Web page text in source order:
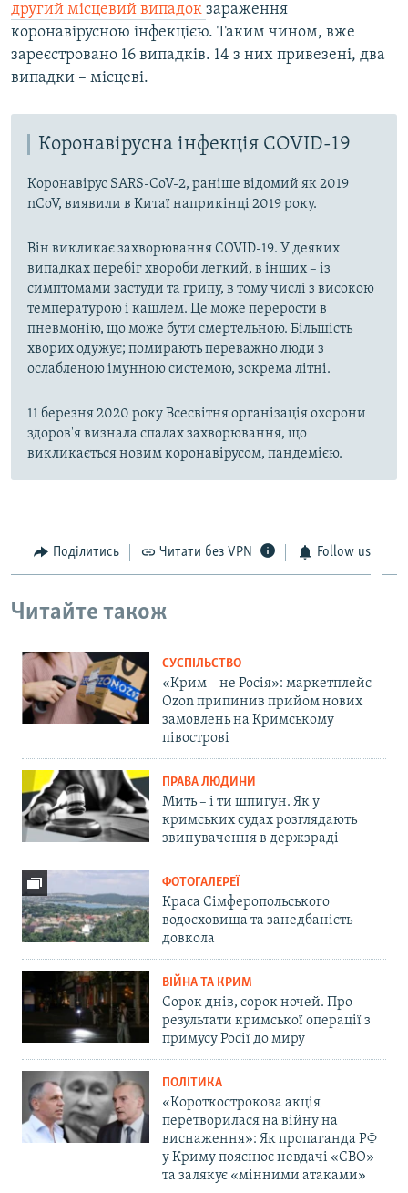
другий місцевий випадок зараження
коронавірусною інфекцією. Таким чином, вже
зареєстровано 16 випадків. 14 з них привезені, два
випадки – місцеві.
Коронавірусна інфекція COVID-19
Коронавірус SARS-CoV-2, раніше відомий як 2019
nCoV, виявили в Китаї наприкінці 2019 року.
Він викликає захворювання COVID-19. У деяких
випадках перебіг хвороби легкий, в інших – із
симптомами застуди та грипу, в тому числі з високою
температурою і кашлем. Це може перерости в
пневмонію, що може бути смертельною. Більшість
хворих одужує; помирають переважно люди з
ослабленою імунною системою, зокрема літні.
11 березня 2020 року Всесвітня організація охорони
здоров'я визнала спалах захворювання, що
викликається новим коронавірусом, пандемією.
Поділитись Читати без VPN Follow us
Читайте також
СУСПІЛЬСТВО
«Крим – не Росія»: маркетплейс
Ozon припинив прийом нових
замовлень на Кримському
півострові
ПРАВА ЛЮДИНИ
Мить – і ти шпигун. Як у
кримських судах розглядають
звинувачення в держзраді
ФОТОГАЛЕРЕЇ
Краса Сімферопольського
водосховища та занедбаність
довкола
ВІЙНА ТА КРИМ
Сорок днів, сорок ночей. Про
результати кримської операції з
примусу Росії до миру
ПОЛІТИКА
«Короткострокова акція
перетворилася на війну на
виснаження»: Як пропаганда РФ
у Криму пояснює невдачі «СВО»
та залякує «мінними атаками»